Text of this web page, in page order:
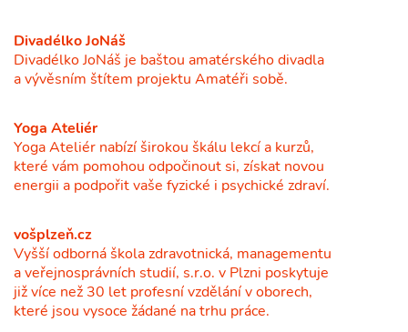
Divadélko JoNáš
Divadélko JoNáš je baštou amatérského divadla
a vývěsním štítem projektu Amatéři sobě.
Yoga Ateliér
Yoga Ateliér nabízí širokou škálu lekcí a kurzů,
které vám pomohou odpočinout si, získat novou
energii a podpořit vaše fyzické i psychické zdraví.
vošplzeň.cz
Vyšší odborná škola zdravotnická, managementu
a veřejnosprávních studií, s.r.o. v Plzni poskytuje
již více než 30 let profesní vzdělání v oborech,
které jsou vysoce žádané na trhu práce.